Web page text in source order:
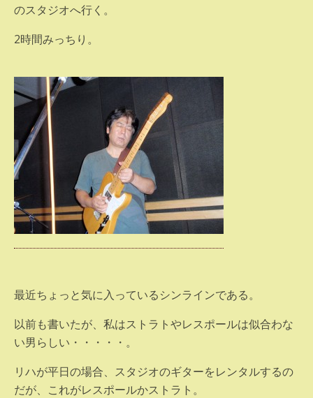
のスタジオへ行く。
2時間みっちり。
最近ちょっと気に入っているシンラインである。
以前も書いたが、私はストラトやレスポールは似合わな
い男らしい・・・・・。
リハが平日の場合、スタジオのギターをレンタルするの
だが、これがレスポールかストラト。